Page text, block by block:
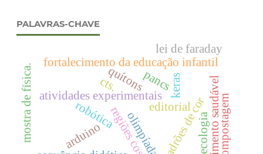
PALAVRAS-CHAVE
editorial
padrões de cor
atividades experimentais
mostra de física. quítons
olimpíada
robótica
keras
fortalecimento da educação infantil
crescimento saudável
cts.
compostagem
lei de faraday
arduino
pancs